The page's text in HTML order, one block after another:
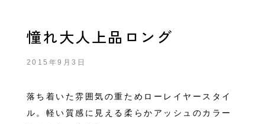
憧れ大人上品ロング
2015年9月3日
落ち着いた雰囲気の重ためローレイヤースタイ
ル。軽い質感に見える柔らかアッシュのカラー